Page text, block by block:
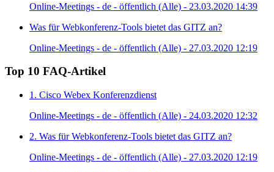
Online-Meetings - de - öffentlich (Alle) - 23.03.2020 14:39
Was für Webkonferenz-Tools bietet das GITZ an?
Online-Meetings - de - öffentlich (Alle) - 27.03.2020 12:19
Top 10 FAQ-Artikel
1. Cisco Webex Konferenzdienst
Online-Meetings - de - öffentlich (Alle) - 24.03.2020 12:32
2. Was für Webkonferenz-Tools bietet das GITZ an?
Online-Meetings - de - öffentlich (Alle) - 27.03.2020 12:19